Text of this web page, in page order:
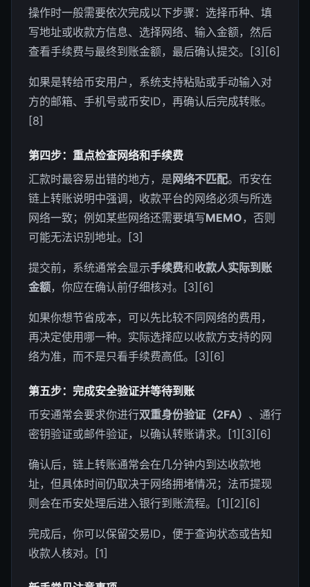
操作时一般需要依次完成以下步骤：选择币种、填
写地址或收款方信息、选择网络、输入金额，然后
查看手续费与最终到账金额，最后确认提交。[3][6]
如果是转给币安用户，系统支持粘贴或手动输入对
方的邮箱、手机号或币安ID，再确认后完成转账。
[8]
第四步：重点检查网络和手续费
汇款时最容易出错的地方，是网络不匹配。币安在
链上转账说明中强调，收款平台的网络必须与所选
网络一致；例如某些网络还需要填写MEMO ，否则
可能无法识别地址。[3]
提交前，系统通常会显示手续费和收款人实际到账
金额，你应在确认前仔细核对。[3][6]
如果你想节省成本，可以先比较不同网络的费用，
再决定使用哪一种。实际选择应以收款方支持的网
络为准，而不是只看手续费高低。[3][6]
第五步：完成安全验证并等待到账
币安通常会要求你进行双重身份验证（2FA） 、通行
密钥验证或邮件验证，以确认转账请求。[1][3][6]
确认后，链上转账通常会在几分钟内到达收款地
址，但具体时间仍取决于网络拥堵情况；法币提现
则会在币安处理后进入银行到账流程。[1][2][6]
完成后，你可以保留交易ID，便于查询状态或告知
收款人核对。[1]